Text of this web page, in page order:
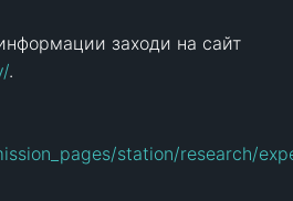
.
station/research/